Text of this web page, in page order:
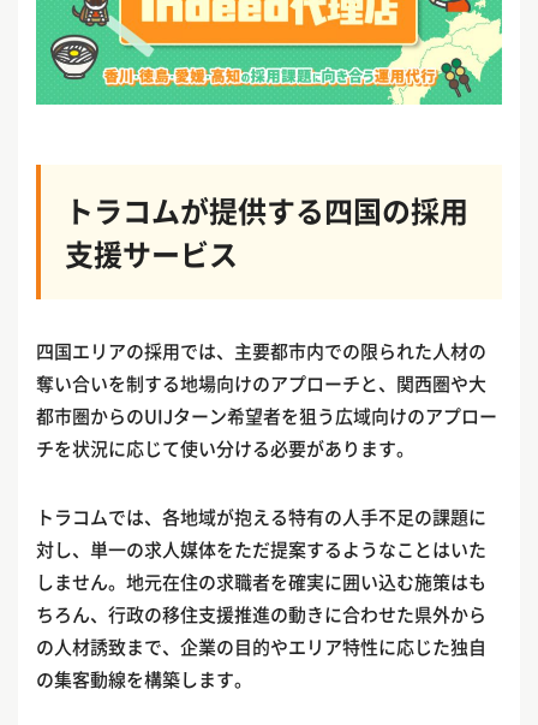
トラコムが提供する四国の採用
支援サービス
四国エリアの採用では、主要都市内での限られた人材の
奪い合いを制する地場向けのアプローチと、関西圏や大
都市圏からのUIJターン希望者を狙う広域向けのアプロー
チを状況に応じて使い分ける必要があります。
トラコムでは、各地域が抱える特有の人手不足の課題に
対し、単一の求人媒体をただ提案するようなことはいた
しません。地元在住の求職者を確実に囲い込む施策はも
ちろん、行政の移住支援推進の動きに合わせた県外から
の人材誘致まで、企業の目的やエリア特性に応じた独自
の集客動線を構築します。